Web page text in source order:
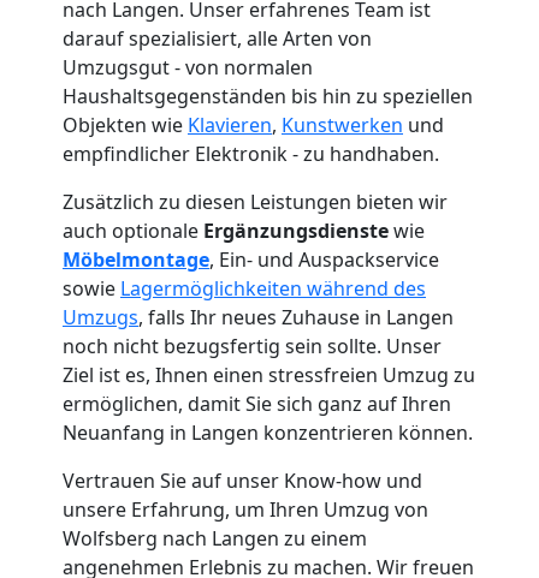
nach Langen. Unser erfahrenes Team ist
darauf spezialisiert, alle Arten von
Umzugsgut - von normalen
Haushaltsgegenständen bis hin zu speziellen
Objekten wie Klavieren, Kunstwerken und
empfindlicher Elektronik - zu handhaben.
Zusätzlich zu diesen Leistungen bieten wir
auch optionale Ergänzungsdienstewie
Möbelmontage, Ein- und Auspackservice
sowie Lagermöglichkeiten während des
Umzugs, falls Ihr neues Zuhause in Langen
noch nicht bezugsfertig sein sollte. Unser
Ziel ist es, Ihnen einen stressfreien Umzug zu
ermöglichen, damit Sie sich ganz auf Ihren
Neuanfang in Langen konzentrieren können.
Vertrauen Sie auf unser Know-how und
unsere Erfahrung, um Ihren Umzug von
Wolfsberg nach Langen zu einem
angenehmen Erlebnis zu machen. Wir freuen
Umzugshelfer
Wolfsberg